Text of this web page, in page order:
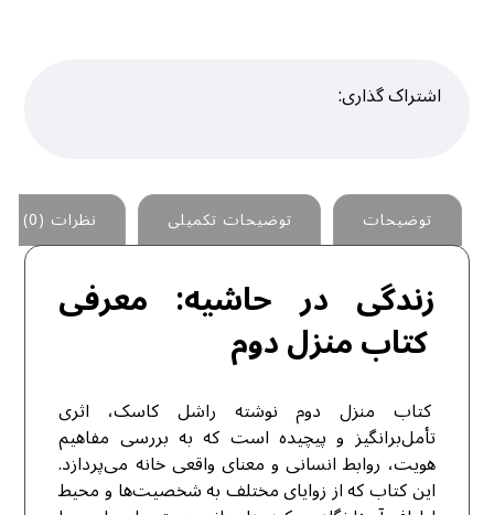
توضیحات توضیحات تکمیلی نظرات (0)
زندگی در حاشیه: معرفی
کتاب منزل دوم
کتاب منزل دوم نوشته راشل کاسک، اثری
تأمل‌برانگیز و پیچیده است که به بررسی مفاهیم
هویت، روابط انسانی و معنای واقعی خانه می‌پردازد.
این کتاب که از زوایای مختلف به شخصیت‌ها و محیط